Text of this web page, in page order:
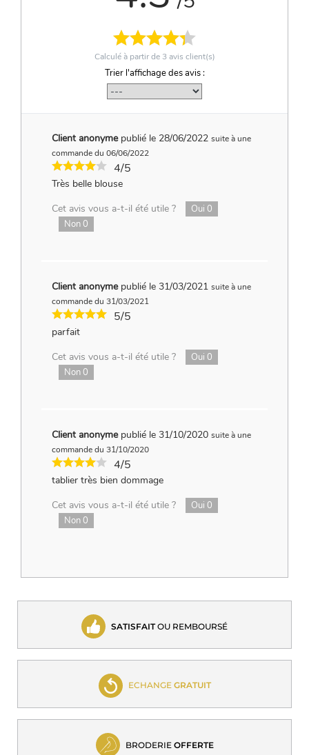
Calculé à partir de 3avis client(s)
Trier l'affichage des avis :
Client anonyme publié le 28/06/2022 suite à une
commande du 06/06/2022
4/5
Très belle blouse
Cet avis vous a-t-il été utile ?
Oui 0
Non0
Client anonyme publié le 31/03/2021 suite à une
commande du 31/03/2021
5/5
parfait
Cet avis vous a-t-il été utile ?
Oui 0
Non0
Client anonyme publié le 31/10/2020 suite à une
commande du 31/10/2020
4/5
tablier très bien dommage
Cet avis vous a-t-il été utile ?
Oui 0
Non0
SATISFAITOU REMBOURSÉ
ECHANGE GRATUIT
BRODERIE OFFERTE